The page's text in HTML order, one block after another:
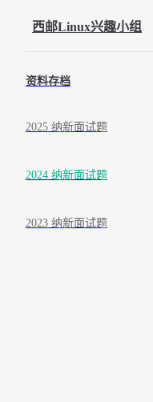
Skip to content
西邮Linux兴趣小组
资料存档
2025 纳新面试题
2024 纳新面试题
2023 纳新面试题